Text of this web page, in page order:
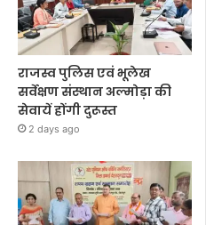
राजस्व पुलिस एवं भूलेख
सर्वेक्षण संस्थान अल्मोड़ा की
सेवायें होंगी दुरूस्त
2 days ago